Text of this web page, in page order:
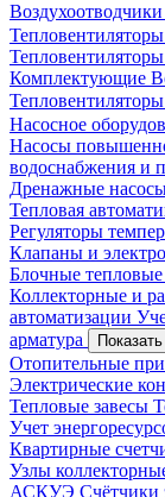
Воздухоотводчики
Комплектующие
Насосное
Насосы
водоснабжения и
Дренажные
Тепловая
Регуляторы
Клапаны и
Блочные
Коллекторные и
автоматизации
арматура
Отопительные
Электрические
Тепловые завесы
Учет
Квартирные
Узлы
АСКУЭ Счётчики